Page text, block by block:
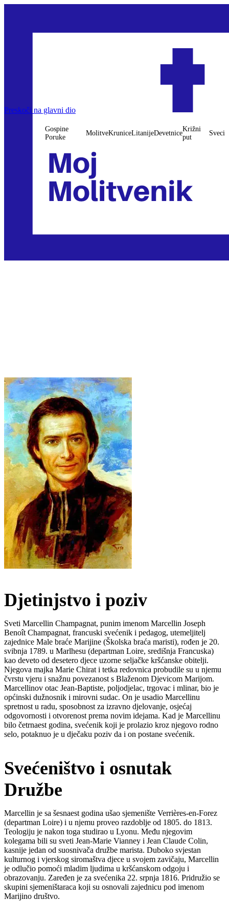
Preskoči na glavni dio
Gospine
Poruke
MolitveKruniceLitanijeDevetnice
Križni
put
Sveci
Djetinjstvo i poziv
Sveti Marcellin Champagnat, punim imenom Marcellin Joseph
Benoît Champagnat, francuski svećenik i pedagog, utemeljitelj
zajednice Male braće Marijine (Školska braća maristi), rođen je 20.
svibnja 1789. u Marlhesu (departman Loire, središnja Francuska)
kao deveto od desetero djece uzorne seljačke kršćanske obitelji.
Njegova majka Marie Chirat i tetka redovnica probudile su u njemu
čvrstu vjeru i snažnu povezanost s Blaženom Djevicom Marijom.
Marcellinov otac Jean-Baptiste, poljodjelac, trgovac i mlinar, bio je
općinski dužnosnik i mirovni sudac. On je usadio Marcellinu
spretnost u radu, sposobnost za izravno djelovanje, osjećaj
odgovornosti i otvorenost prema novim idejama. Kad je Marcellinu
bilo četrnaest godina, svećenik koji je prolazio kroz njegovo rodno
selo, potaknuo je u dječaku poziv da i on postane svećenik.
Svećeništvo i osnutak
Družbe
Marcellin je sa šesnaest godina ušao sjemenište Verrières-en-Forez
(departman Loire) i u njemu proveo razdoblje od 1805. do 1813.
Teologiju je nakon toga studirao u Lyonu. Među njegovim
kolegama bili su sveti Jean-Marie Vianney i Jean Claude Colin,
kasnije jedan od suosnivača družbe marista. Duboko svjestan
kulturnog i vjerskog siromaštva djece u svojem zavičaju, Marcellin
je odlučio pomoći mladim ljudima u kršćanskom odgoju i
obrazovanju. Zaređen je za svećenika 22. srpnja 1816. Pridružio se
skupini sjemeništaraca koji su osnovali zajednicu pod imenom
Marijino društvo.